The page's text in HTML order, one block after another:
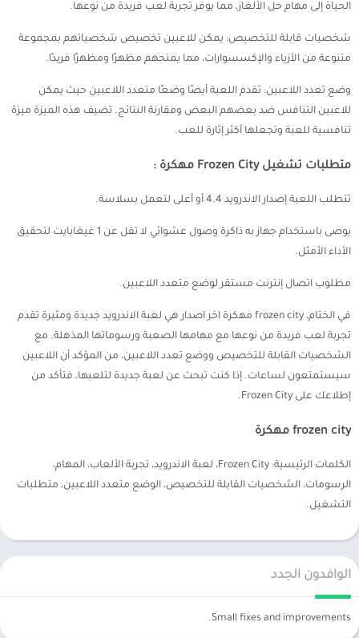
الحياة إلى مهام حل الألغاز، مما يوفر تجربة لعب فريدة من نوعها.
شخصيات قابلة للتخصيص: يمكن للاعبين تخصيص شخصياتهم بمجموعة
متنوعة من الأزياء والإكسسوارات، مما يمنحهم مظهرًا ومظهرًا فريدًا.
وضع تعدد اللاعبين: تقدم اللعبة أيضًا وضعًا متعدد اللاعبين حيث يمكن
للاعبين التنافس ضد بعضهم البعض ومقارنة النتائج. تضيف هذه الميزة ميزة
تنافسية للعبة وتجعلها أكثر إثارة للعب.
متطلبات تشغيل Frozen City مهكرة :
تتطلب اللعبة إصدار الاندرويد 4.4 أو أعلى لتعمل بسلاسة.
يوصى باستخدام جهاز به ذاكرة وصول عشوائي لا تقل عن 1 غيغابايت لتحقيق
الأداء الأمثل.
مطلوب اتصال إنترنت مستقر لوضع متعدد اللاعبين.
في الختام، frozen city مهكرة اخر اصدار هي لعبة الاندرويد جديدة ومثيرة تقدم
تجربة لعب فريدة من نوعها مع مهامها الصعبة ورسوماتها المذهلة. مع
الشخصيات القابلة للتخصيص ووضع تعدد اللاعبين، من المؤكد أن اللاعبين
سيستمتعون لساعات. إذا كنت تبحث عن لعبة جديدة لتلعبها، فتأكد من
إطلاعك على Frozen City.
frozen city مهكرة
الكلمات الرئيسية: Frozen City، لعبة الاندرويد، تجربة الألعاب، المهام،
الرسومات، الشخصيات القابلة للتخصيص، الوضع متعدد اللاعبين، متطلبات
التشغيل.
الوافدون الجدد
Small fixes and improvements.